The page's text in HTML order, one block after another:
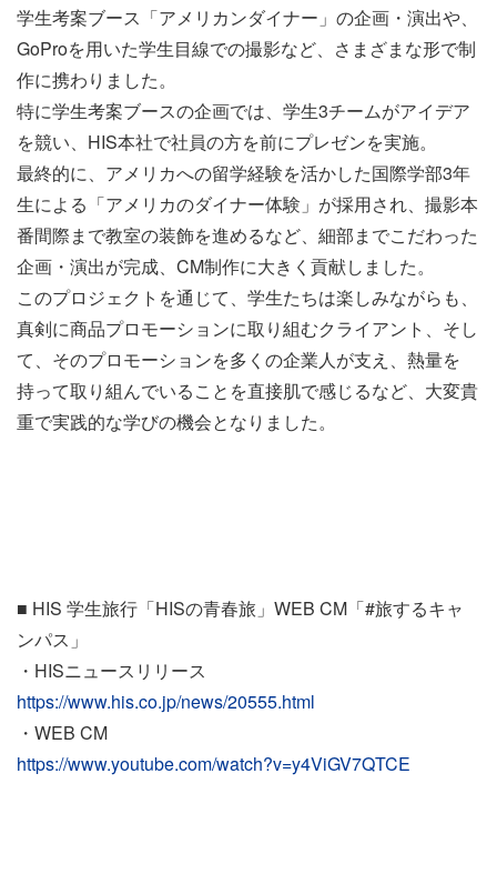
学生考案ブース「アメリカンダイナー」 の企画・演出や、
GoProを用いた学生目線での撮影など、さまざまな形で制
作に携わりました。
特に学生考案ブースの企画では、学生3チームがアイデア
を競い、HIS本社で社員の方を前にプレゼンを実施。
最終的に、アメリカへの留学経験を活かした国際学部3年
生による「アメリカのダイナー体験」が採用され、 撮影本
番間際まで教室の装飾を進めるなど、細部までこだわった
企画・演出が完成、CM制作に大きく貢献しました。
このプロジェクトを通じて、学生たちは楽しみながらも、
真剣に商品プロモーションに取り組むクライアント、そし
て、そのプロモーションを多くの企業人が支え、熱量を
持って取り組んでいることを直接肌で感じるなど、大変貴
重で実践的な学びの機会となりました。
■ HIS 学生旅行「HISの青春旅」WEB CM「#旅するキャ
ンパス」
・HISニュースリリース
https://www.his.co.jp/news/20555.html
・WEB CM
https://www.youtube.com/watch?v=y4ViGV7QTCE